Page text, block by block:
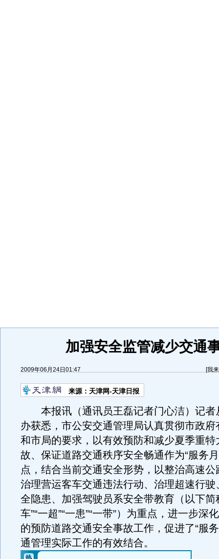
加强安全监管减少交通
2009年06月24日01:47 [我
来源： 天津网-天津日报
本报讯（通讯员王磊记者门心洁）记者
办获悉，市公安交通管理局认真贯彻市政府
和市局的要求，以有效预防和减少夏季重特
故、保证道路交通秩序安全畅通作为“服务
点，结合当前交通安全形势，以整治高速
治理营运客车交通违法行动、治理超速行驶
全隐患、加强驾驶员系安全带教育（以下简
车”“一超”“一患”“一带”）为重点，进一步深
的预防道路交通安全事故工作，促进了“服
通管理实际工作的有效结合。